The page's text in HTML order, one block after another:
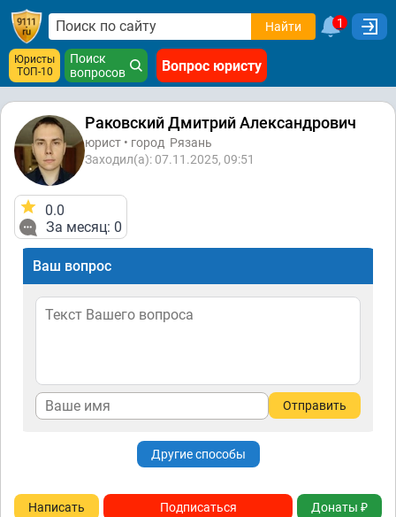
Найти 1
Юристы
ТОП-10
Поиск
вопросов
Вопрос юристу
Раковский Дмитрий Александрович
юрист • город Рязань
Заходил(а): 07.11.2025, 09:51
0.0
За месяц: 0
Ваш вопрос
Отправить
Другие способы
Написать Подписаться Донаты ₽